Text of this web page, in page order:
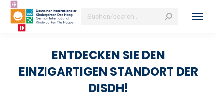
Search:
ENTDECKEN SIE DEN
EINZIGARTIGEN STANDORT DER
DISDH!